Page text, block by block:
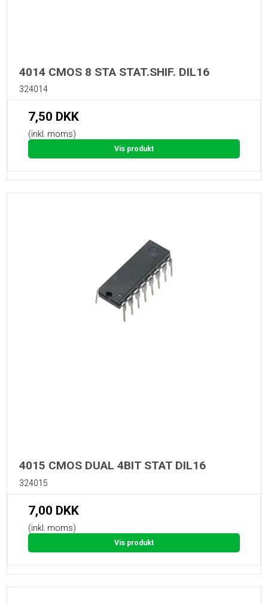
4014 CMOS 8 STA STAT.SHIF. DIL16
324014
7,50 DKK
(inkl. moms)
Vis produkt
4015 CMOS DUAL 4BIT STAT DIL16
324015
7,00 DKK
(inkl. moms)
Vis produkt